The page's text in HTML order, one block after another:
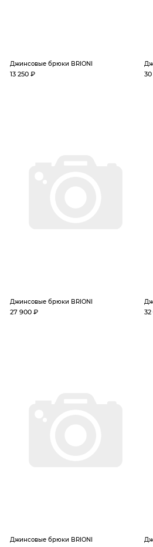
Джинсовые брюки BRIONI
13 250 ₽
Джинсовые брюки BRIONI
27 900 ₽
Джинсовые брюки BRIONI